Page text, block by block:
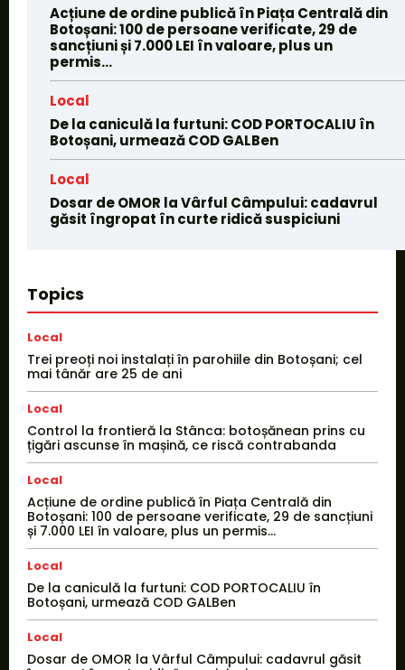
Acțiune de ordine publică în Piața Centrală din
Botoșani: 100 de persoane verificate, 29 de
sancțiuni și 7.000 LEI în valoare, plus un
permis...
Local
De la caniculă la furtuni: COD PORTOCALIU în
Botoșani, urmează COD GALBen
Local
Dosar de OMOR la Vârful Câmpului: cadavrul
găsit îngropat în curte ridică suspiciuni
Topics
Local
Trei preoți noi instalați în parohiile din Botoșani; cel
mai tânăr are 25 de ani
Local
Control la frontieră la Stânca: botoșănean prins cu
țigări ascunse în mașină, ce riscă contrabanda
Local
Acțiune de ordine publică în Piața Centrală din
Botoșani: 100 de persoane verificate, 29 de sancțiuni
și 7.000 LEI în valoare, plus un permis...
Local
De la caniculă la furtuni: COD PORTOCALIU în
Botoșani, urmează COD GALBen
Local
Dosar de OMOR la Vârful Câmpului: cadavrul găsit